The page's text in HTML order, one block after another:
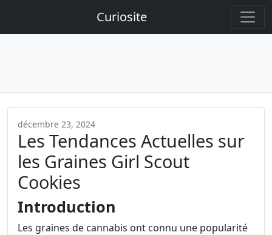
Curiosite
décembre 23, 2024
Les Tendances Actuelles sur
les Graines Girl Scout
Cookies
Introduction
Les graines de cannabis ont connu une popularité